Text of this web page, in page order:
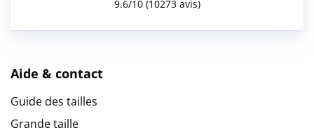
Aide & contact
Guide des tailles
Grande taille